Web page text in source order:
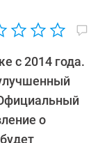
с 2014 года.
о